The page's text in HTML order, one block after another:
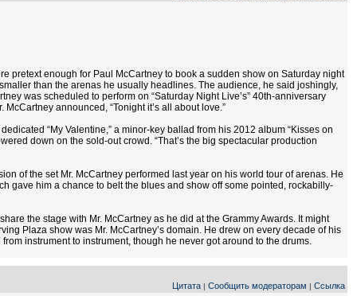
pretext enough for Paul McCartney to book a sudden show on Saturday night
than the arenas he usually headlines. The audience, he said joshingly,
was scheduled to perform on “Saturday Night Live’s” 40th-anniversary
announced, “Tonight it’s all about love.”
“My Valentine,” a minor-key ballad from his 2012 album “Kisses on
down on the sold-out crowd. “That’s the big spectacular production
of the set Mr. McCartney performed last year on his world tour of arenas. He
gave him a chance to belt the blues and show off some pointed, rockabilly-
the stage with Mr. McCartney as he did at the Grammy Awards. It might
Plaza show was Mr. McCartney’s domain. He drew on every decade of his
instrument to instrument, though he never got around to the drums.
Цитата | Сообщить модераторам | Ссылка